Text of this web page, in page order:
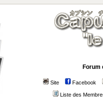
Forum
Site Facebook
Liste des